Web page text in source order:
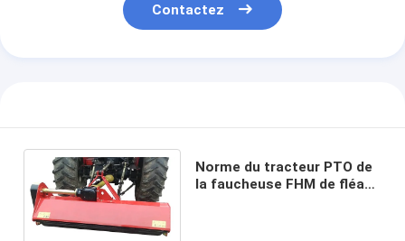
Contactez
Norme du tracteur PTO de
la faucheuse FHM de fléau